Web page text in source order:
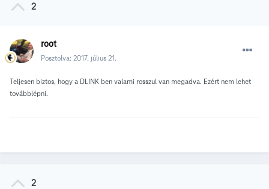
2
root
Posztolva: 2017. július 21.
Teljesen biztos, hogy a DLINK ben valami rosszul van megadva. Ezért nem lehet
továbblépni.
2